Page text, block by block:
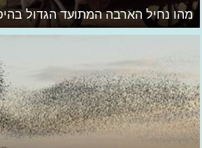
מהו נחיל הארבה המתועד הגדול